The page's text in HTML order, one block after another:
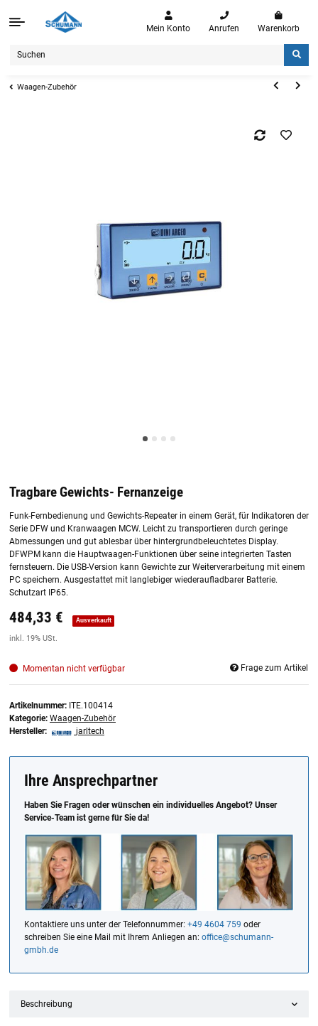
Mein Konto Anrufen Warenkorb
Waagen-Zubehör
Tragbare Gewichts- Fernanzeige
Funk-Fernbedienung und Gewichts-Repeater in einem Gerät, für Indikatoren der
Serie DFW und Kranwaagen MCW. Leicht zu transportieren durch geringe
Abmessungen und gut ablesbar über hintergrundbeleuchtetes Display.
DFWPM kann die Hauptwaagen-Funktionen über seine integrierten Tasten
fernsteuern. Die USB-Version kann Gewichte zur Weiterverarbeitung mit einem
PC speichern. Ausgestattet mit langlebiger wiederaufladbarer Batterie.
Schutzart IP65.
Preis: 19,44 €inkl. 19% USt.
484,33 € Ausverkauft
inkl. 19% USt.
Momentan nicht verfügbar Frage zum Artikel
Artikelnummer: ITE.100414
Kategorie: Waagen-Zubehör
Hersteller:
jarltech
Ihre Ansprechpartner
Haben Sie Fragen oder wünschen ein individuelles Angebot? Unser
Service-Team ist gerne für Sie da!
Kontaktiere uns unter der Telefonnummer: +49 4604 759 oder
schreiben Sie eine Mail mit Ihrem Anliegen an: office@schumann-
gmbh.de
Beschreibung